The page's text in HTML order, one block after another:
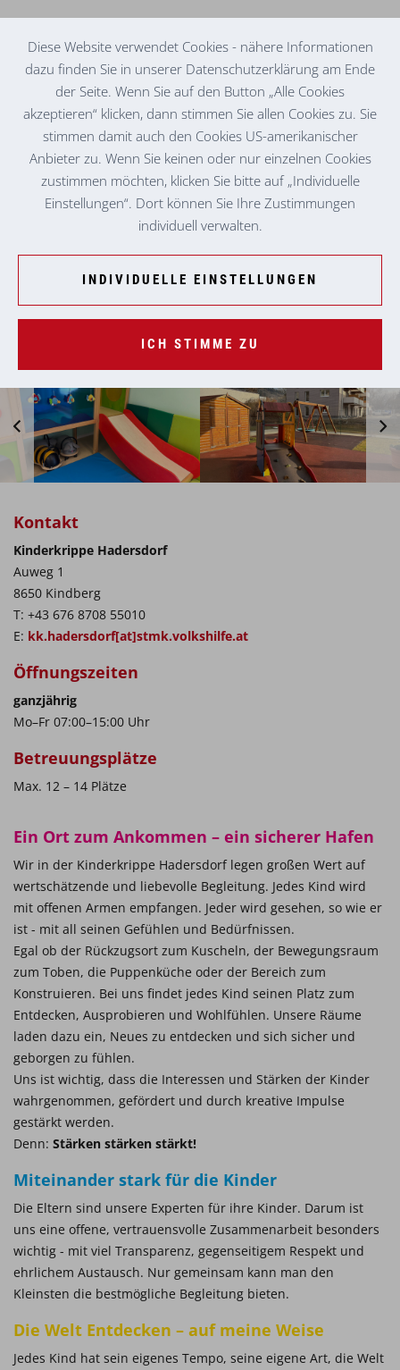
KINDERKRIPPE
HADERSDORF/KINDBERG
Kontakt
Kinderkrippe Hadersdorf
Auweg 1
8650 Kindberg
T: +43 676 8708 55010
E: kk.hadersdorf[at]stmk.volkshilfe.at
Öffnungszeiten
ganzjährig
Mo–Fr 07:00–15:00 Uhr
Betreuungsplätze
Max. 12 – 14 Plätze
Ein Ort zum Ankommen – ein sicherer Hafen
Wir in der Kinderkrippe Hadersdorf legen großen Wert auf
wertschätzende und liebevolle Begleitung. Jedes Kind wird
mit offenen Armen empfangen. Jeder wird gesehen, so wie er
ist - mit all seinen Gefühlen und Bedürfnissen.
Egal ob der Rückzugsort zum Kuscheln, der Bewegungsraum
zum Toben, die Puppenküche oder der Bereich zum
Konstruieren. Bei uns findet jedes Kind seinen Platz zum
Entdecken, Ausprobieren und Wohlfühlen. Unsere Räume
laden dazu ein, Neues zu entdecken und sich sicher und
geborgen zu fühlen.
Uns ist wichtig, dass die Interessen und Stärken der Kinder
wahrgenommen, gefördert und durch kreative Impulse
gestärkt werden.
Denn: Stärken stärken stärkt!
Miteinander stark für die Kinder
Die Eltern sind unsere Experten für ihre Kinder. Darum ist
uns eine offene, vertrauensvolle Zusammenarbeit besonders
wichtig - mit viel Transparenz, gegenseitigem Respekt und
ehrlichem Austausch. Nur gemeinsam kann man den
Kleinsten die bestmögliche Begleitung bieten.
Die Welt Entdecken – auf meine Weise
Jedes Kind hat sein eigenes Tempo, seine eigene Art, die Welt
Diese Website verwendet Cookies - nähere Informationen
dazu finden Sie in unserer Datenschutzerklärung am Ende
der Seite. Wenn Sie auf den Button „Alle Cookies
akzeptieren“ klicken, dann stimmen Sie allen Cookies zu. Sie
stimmen damit auch den Cookies US-amerikanischer
Anbieter zu. Wenn Sie keinen oder nur einzelnen Cookies
zustimmen möchten, klicken Sie bitte auf „Individuelle
Einstellungen“. Dort können Sie Ihre Zustimmungen
individuell verwalten.
INDIVIDUELLE EINSTELLUNGEN
ICH STIMME ZU